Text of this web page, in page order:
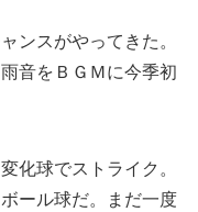
ンスがやってきた。
音をＢＧＭに今季初
化球でストライク。
ール球だ。まだ一度